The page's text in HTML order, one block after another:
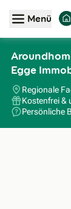
Menü
Egge
Regionale
Kostenfrei &
Persönliche